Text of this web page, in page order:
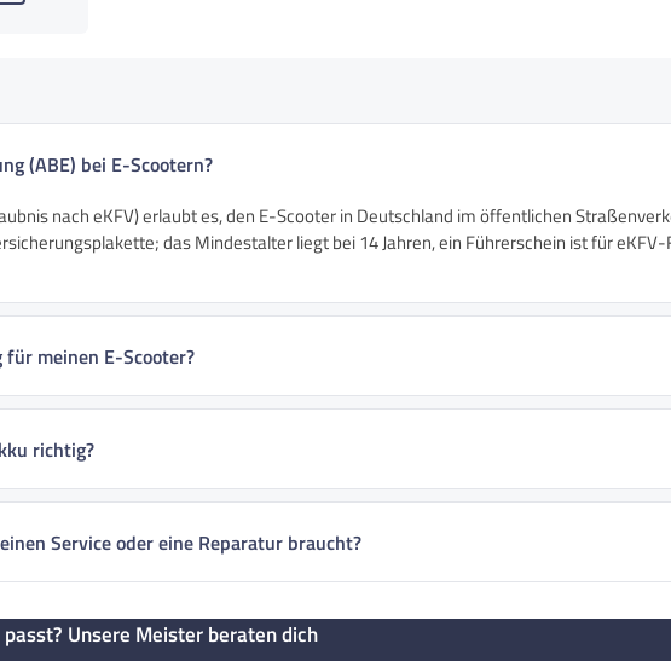
(ABE) bei E-Scootern?
nach eKFV) erlaubt es, den E-Scooter in Deutschland im öffentlichen
das Mindestalter liegt bei 14 Jahren, ein Führerschein ist für
meinen E-Scooter?
richtig?
Service oder eine Reparatur braucht?
Unsere Meister beraten dich